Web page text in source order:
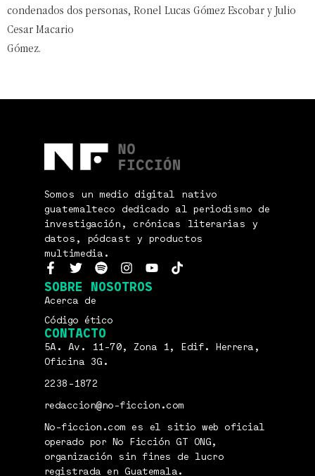
condenados dos personas, Ronel Lucas Gómez Escobar y Julio
Cesar Macario
Gómez.
Somos un medio digital nativo
guatemalteco dedicado al periodismo de
investigación, crónicas literarias y
datos, pódcast y productos
multimedia.
SOBRE NOSOTROS
Acerca de
Código ético
CONTACTO
5A. Av. 11-70, Zona 1, Edif. Herrera,
Oficina 3G.
2238-1872
redaccion@no-ficcion.com
No-ficcion.com es el sitio web oficial
operado por No Ficción GT ONG,
organización sin fines de lucro
registrada en Guatemala.